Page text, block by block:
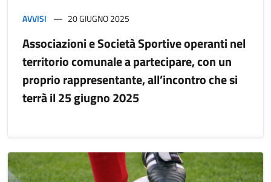
AVVISI 20 GIUGNO 2025
Associazioni e Società Sportive operanti nel
territorio comunale a partecipare, con un
proprio rappresentante, all’incontro che si
terrà il 25 giugno 2025